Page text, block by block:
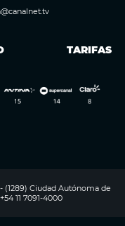
TARIFAS
(1289) Ciudad Autónoma de
11 7091-4000